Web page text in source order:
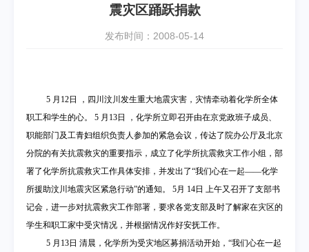
震灾区踊跃捐款
发布时间：2008-05-14
5 月 12日
，四川汶川发生重大地震灾害，灾情牵动着化学所全体
职工和学生的心。 5 月 13日
，化学所立即召开由在京党政班子成员、
职能部门及工青妇组织负责人参加的紧急会议，传达了院办公厅及北京
分院的有关抗震救灾的重要指示，成立了化学所抗震救灾工作小组， 部
署了化学所抗震救灾工作具体安排， 并发出了“我们心在一起――化学
所援助汶川地震灾区紧急行动”的通知。 5月 14日 上午又召开了支部书
记会，进一步对抗震救灾工作部署，要求各党支部及时了解家在灾区的
学生和职工家中受灾情况，并根据情况作好安抚工作。
5 月 13日 清晨，化学所为受灾地区募捐活动开始，“我们心在一起